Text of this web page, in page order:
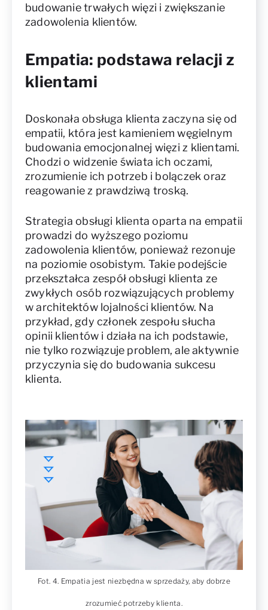
budowanie trwałych więzi i zwiększanie
zadowolenia klientów.
Empatia: podstawa relacji z
klientami
Doskonała obsługa klienta zaczyna się od
empatii, która jest kamieniem węgielnym
budowania emocjonalnej więzi z klientami.
Chodzi o widzenie świata ich oczami,
zrozumienie ich potrzeb i bolączek oraz
reagowanie z prawdziwą troską.
Strategia obsługi klienta oparta na empatii
prowadzi do wyższego poziomu
zadowolenia klientów, ponieważ rezonuje
na poziomie osobistym. Takie podejście
przekształca zespół obsługi klienta ze
zwykłych osób rozwiązujących problemy
w architektów lojalności klientów. Na
przykład, gdy członek zespołu słucha
opinii klientów i działa na ich podstawie,
nie tylko rozwiązuje problem, ale aktywnie
przyczynia się do budowania sukcesu
klienta.
Fot. 4. Empatia jest niezbędna w sprzedaży, aby dobrze
zrozumieć potrzeby klienta.